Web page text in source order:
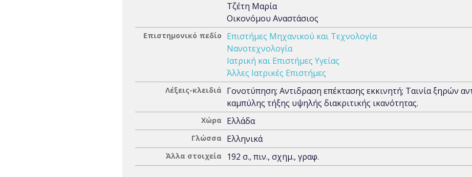
Τζέτη Μαρία
Οικονόμου Αναστάσιος
Επιστημονικό πεδίο
Επιστήμες Μηχανικού και Τεχνολογία
Νανοτεχνολογία
Ιατρική και Επιστήμες Υγείας
Άλλες Ιατρικές Επιστήμες
Λέξεις-κλειδιά
Γονοτύπηση; Αντιδραση επέκτασης εκκινητή; Ταινία ξηρών
καμπύλης τήξης υψηλής διακριτικής ικανότητας.
Χώρα Ελλάδα
Γλώσσα Ελληνικά
Άλλα στοιχεία 192 σ., πιν., σχημ., γραφ.